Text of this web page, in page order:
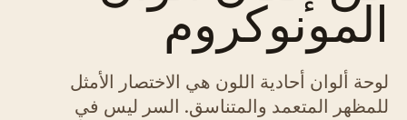
المونوكروم
لوحة ألوان أحادية اللون هي الاختصار الأمثل
للمظهر المتعمد والمتناسق. السر ليس في